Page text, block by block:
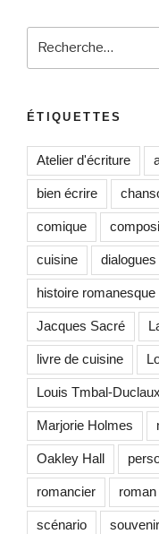
ÉTIQUETTES
Atelier d'écriture
bien écrire
comique
cuisine dialogues
histoire romanesque
Jacques Sacré
livre de cuisine
Louis Tmbal-Duclaux
Marjorie Holmes
Oakley Hall
romancier
scénario souvenir